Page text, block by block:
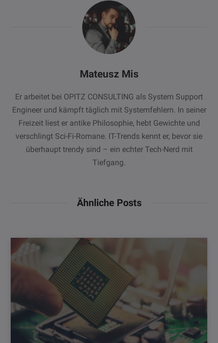
Mateusz Mis
Er arbeitet bei OPITZ CONSULTING als System Support
Engineer und kämpft täglich mit Systemfehlern. In seiner
Freizeit liest er antike Philosophie, hebt Gewichte und
verschlingt Sci-Fi-Romane. IT-Trends kennt er, bevor sie
überhaupt trendy sind – ein echter Tech-Nerd mit
Tiefgang.
Ähnliche Posts